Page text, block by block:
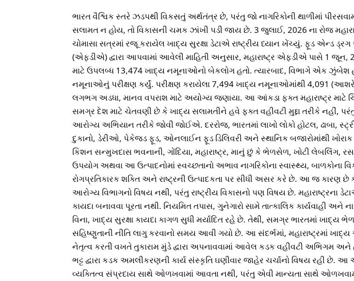
ભારત વૈશ્વિક સ્તરે ઝડપથી વિકસતું અર્થતંત્ર છે, પરંતુ જો નાગરિકોની થાળીમાં
સલામત ન હોય, તો વિકાસની ચમક ઝાંખી પડી જાય છે. 3 જુલાઈ, 2026 ના રોજ
ચોમાસા સત્રમાં રજૂ કરાયેલ ખાદ્ય સુરક્ષા ડેટાએ રાષ્ટ્રીય ધ્યાન ખેંચ્યું. ફૂડ એન્ડ
(એફડીએ) દ્વારા આપવામાં આવેલી માહિતી અનુસાર, મહારાષ્ટ્ર એફડીએ પાસે 1 જૂન,
માટે ઉપલબ્ધ 13,474 ખાદ્ય નમૂનાઓનો બેકલોગ હતો. ત્યારબાદ, વિભાગે એક ઝુંબેશ
નમૂનાઓનું પરીક્ષણ કર્યું. પરીક્ષણ કરાયેલા 7,494 ખાદ્ય નમૂનાઓમાંથી 4,091
લગભગ અડધા, માનવ વપરાશ માટે અયોગ્ય જણાયા. આ આંકડા ફક્ત મહારાષ્ટ્ર માટે
સમગ્ર દેશ માટે ચેતવણી છે કે ખાદ્ય સલામતીને હવે ફક્ત વહીવટી મુદ્દા તરીકે નહીં, પરંતુ
આરોગ્ય અભિયાન તરીકે જોવી જોઈએ. દરરોજ, ભારતમાં લાખો લોકો હોટલ, ઢાબા,
દુકાનો, ડેરીઓ, પેકેજ્ડ ફૂડ, ઓનલાઈન ફૂડ ડિલિવરી અને સ્થાનિક બજારોમાંથી
કિશન સન્મુખદાસ ભવનાની, ગોંદિયા, મહારાષ્ટ્ર, માનું છું કે ભેળસેળ, ખોટી લેબલિંગ,
ઉપયોગ અથવા આ ઉત્પાદનોમાં સ્વચ્છતાનો અભાવ નાગરિકોના સ્વાસ્થ્ય, બાળકોના
રોગપ્રતિકારક શક્તિ અને રાષ્ટ્રની ઉત્પાદકતા પર સીધી અસર કરે છે. આ જ કારણ છે
આરોગ્ય વિભાગનો વિષય નથી, પરંતુ રાષ્ટ્રીય વિકાસનો પણ વિષય છે. મહારાષ્ટ્રના
કાયદા બનાવવા પૂરતા નથી. નિયમિત તપાસ, ગુનેગારો સામે તાત્કાલિક કાર્યવાહી અને
વિના, ખાદ્ય સુરક્ષા કાયદા કાગળ સુધી મર્યાદિત રહે છે. તેથી, સમગ્ર ભારતમાં ખાદ્ય
સહિષ્ણુતાની નીતિ લાગુ કરવાનો સમય આવી ગયો છે. આ સંદર્ભમાં, મહારાષ્ટ્રમાં
નેતૃત્વ કરતી વખતે તુકારામ મુંડે દ્વારા અપનાવવામાં આવેલ કડક વહીવટી અભિગમ
ભટ્ટ દ્વારા કડક અમલીકરણની કાર્ય સંસ્કૃતિ ઘણીવાર જાહેર ચર્ચાનો વિષય રહી છે.
વ્યક્તિત્વ સંપ્રદાય સાથે ઓળખવામાં આવતા નથી, પરંતુ એવી માન્યતા સાથે